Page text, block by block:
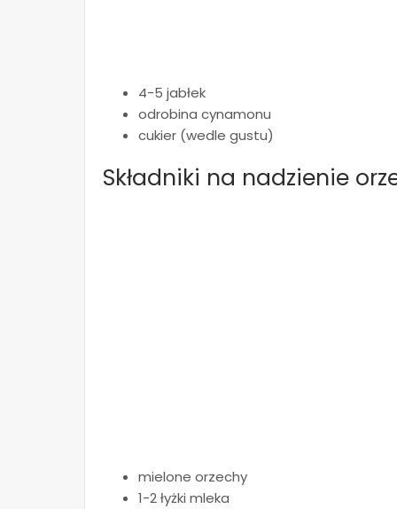
4-5 jabłek
odrobina cynamonu
cukier (wedle gustu)
Składniki na nadzienie
mielone orzechy
1-2 łyżki mleka